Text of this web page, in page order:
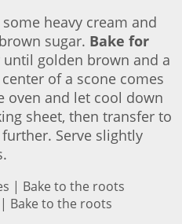
heavy cream and
sugar. Bake for
until golden brown and a
of a scone comes
oven and let cool down
sheet, then transfer to
Serve slightly
Bake to the roots